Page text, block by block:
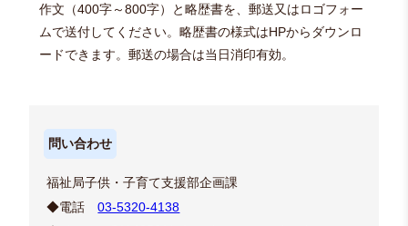
作文（400字～800字）と略歴書を、郵送又はロゴフォー
ムで送付してください。略歴書の様式はHPからダウンロ
ードできます。郵送の場合は当日消印有効。
問い合わせ
福祉局子供・子育て支援部企画課
◆電話03-5320-4138